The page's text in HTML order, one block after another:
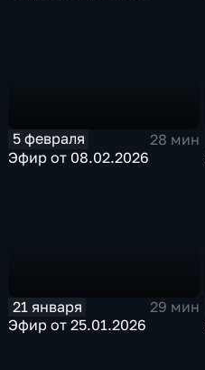
5 февраля
28 мин
Эфир от 08.02.2026
21 января
29 мин
Эфир от 25.01.2026